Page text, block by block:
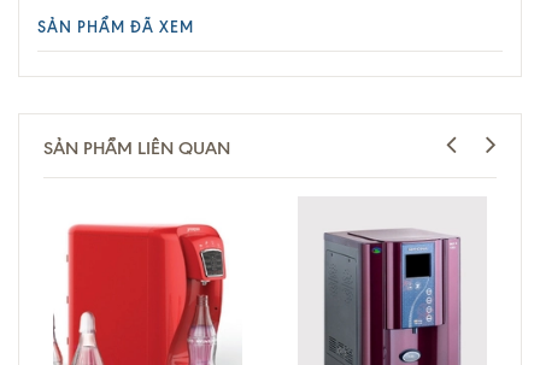
SẢN PHẨM ĐÃ XEM
SẢN PHẨM LIÊN QUAN